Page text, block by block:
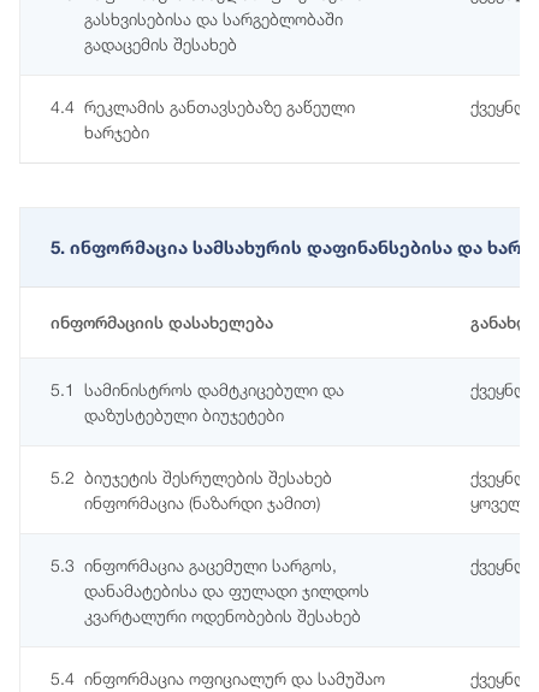
გასხვისებისა და სარგებლობაში
გადაცემის შესახებ
4.4 რეკლამის განთავსებაზე გაწეული
ხარჯები
5. ინფორმაცია სამსახურის დაფინანსებისა და
ინფორმაციის დასახელება
5.1
სამინისტროს დამტკიცებული და
დაზუსტებული ბიუჯეტები
5.2 ბიუჯეტის შესრულების შესახებ
ინფორმაცია (ნაზარდი ჯამით)
5.3 ინფორმაცია გაცემული სარგოს,
დანამატებისა და ფულადი ჯილდოს
კვარტალური ოდენობების შესახებ
5.4 ინფორმაცია ოფიციალურ და სამუშაო